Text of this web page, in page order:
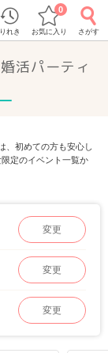
りれき お気に入り
0
さがす
活パーティ
、初めての方も安心し
定のイベント一覧か
変更
変更
変更